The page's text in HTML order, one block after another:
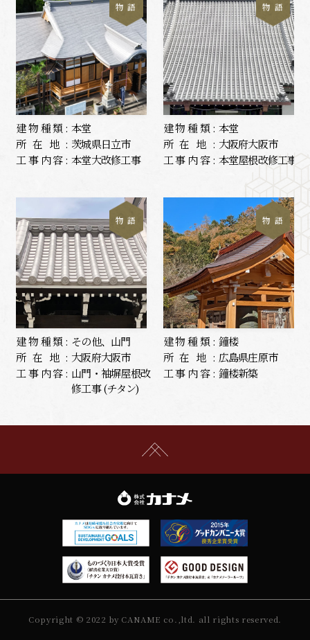
物 語
建物種類: 本堂
所在地: 茨城県日立市
工事内容: 本堂大改修工事
物 語
建物種類: 本堂
所在地: 大阪府大阪市
工事内容: 本堂屋根改修工事
物 語
建物種類: その他、山門
所在地: 大阪府大阪市
工事内容: 山門・袖塀屋根改
修工事 (チタン)
物 語
建物種類: 鐘楼
所在地: 広島県庄原市
工事内容: 鐘楼新築
Copyright © 2022 by CANAME co.,ltd. all rights reserved.